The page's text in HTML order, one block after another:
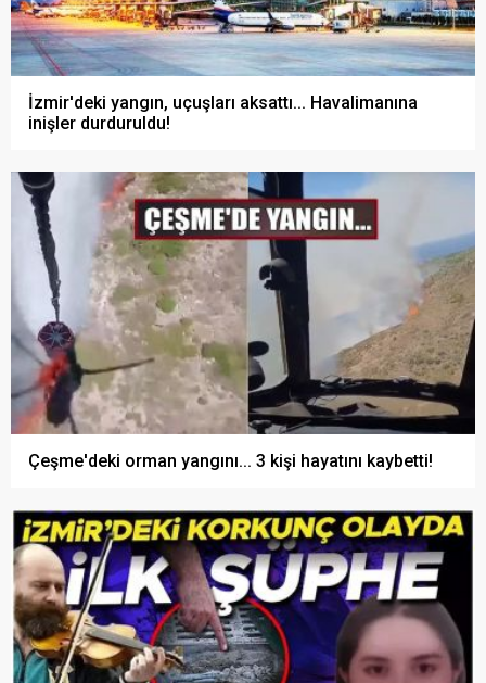
İzmir'deki yangın, uçuşları aksattı... Havalimanına
inişler durduruldu!
Çeşme'deki orman yangını... 3 kişi hayatını kaybetti!